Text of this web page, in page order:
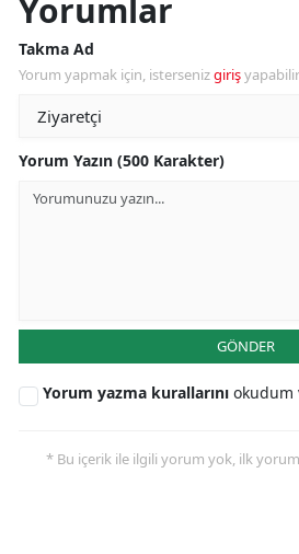
Yorumlar
Takma Ad
Yorum yapmak için, istersenizgiriş
Yorum Yazın (500 Karakter)
GÖNDER
Yorum yazma kurallarını okudum
* Bu içerik ile ilgili yorum yok, ilk